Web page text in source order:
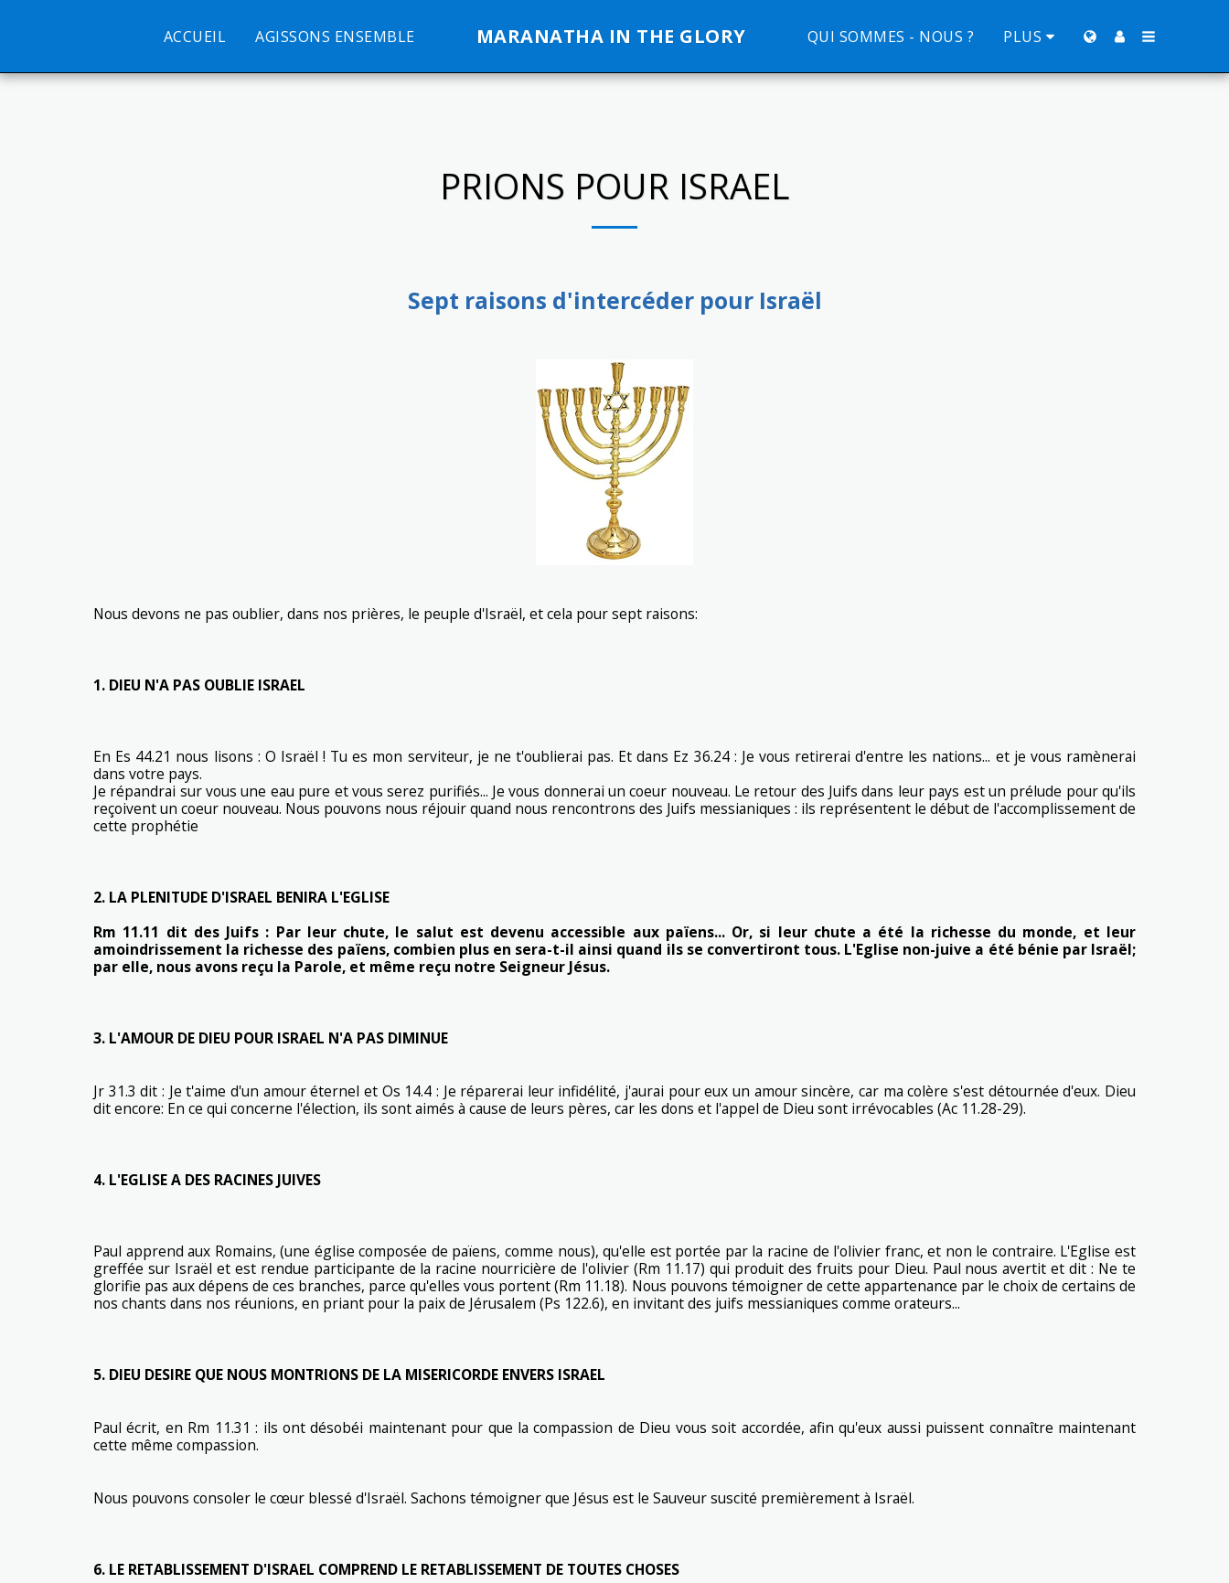
ACCUEIL AGISSONS ENSEMBLE MARANATHA IN THE GLORY QUI SOMMES - NOUS ? PLUS
PRIONS POUR ISRAEL
Sept raisons d'intercéder pour Israël
Nous devons ne pas oublier, dans nos prières, le peuple d'Israël, et cela pour sept raisons:
1. DIEU N'A PAS OUBLIE ISRAEL
En Es 44.21 nous lisons : O Israël ! Tu es mon serviteur, je ne t'oublierai pas. Et dans Ez 36.24 : Je vous retirerai d'entre les nations... et je vous ramènerai
dans votre pays.
Je répandrai sur vous une eau pure et vous serez purifiés... Je vous donnerai un coeur nouveau. Le retour des Juifs dans leur pays est un prélude pour qu'ils
reçoivent un coeur nouveau. Nous pouvons nous réjouir quand nous rencontrons des Juifs messianiques : ils représentent le début de l'accomplissement de
cette prophétie
2. LA PLENITUDE D'ISRAEL BENIRA L'EGLISE
Rm 11.11 dit des Juifs : Par leur chute, le salut est devenu accessible aux païens... Or, si leur chute a été la richesse du monde, et leur
amoindrissement la richesse des païens, combien plus en sera-t-il ainsi quand ils se convertiront tous. L'Eglise non-juive a été bénie par Israël;
par elle, nous avons reçu la Parole, et même reçu notre Seigneur Jésus.
3. L'AMOUR DE DIEU POUR ISRAEL N'A PAS DIMINUE
Jr 31.3 dit : Je t'aime d'un amour éternel et Os 14.4 : Je réparerai leur infidélité, j'aurai pour eux un amour sincère, car ma colère s'est détournée d'eux. Dieu
dit encore: En ce qui concerne l'élection, ils sont aimés à cause de leurs pères, car les dons et l'appel de Dieu sont irrévocables (Ac 11.28-29).
4. L'EGLISE A DES RACINES JUIVES
Paul apprend aux Romains, (une église composée de païens, comme nous), qu'elle est portée par la racine de l'olivier franc, et non le contraire. L'Eglise est
greffée sur Israël et est rendue participante de la racine nourricière de l'olivier (Rm 11.17) qui produit des fruits pour Dieu. Paul nous avertit et dit : Ne te
glorifie pas aux dépens de ces branches, parce qu'elles vous portent (Rm 11.18). Nous pouvons témoigner de cette appartenance par le choix de certains de
nos chants dans nos réunions, en priant pour la paix de Jérusalem (Ps 122.6), en invitant des juifs messianiques comme orateurs...
5. DIEU DESIRE QUE NOUS MONTRIONS DE LA MISERICORDE ENVERS ISRAEL
Paul écrit, en Rm 11.31 : ils ont désobéi maintenant pour que la compassion de Dieu vous soit accordée, afin qu'eux aussi puissent connaître maintenant
cette même compassion.
Nous pouvons consoler le cœur blessé d'Israël. Sachons témoigner que Jésus est le Sauveur suscité premièrement à Israël.
6. LE RETABLISSEMENT D'ISRAEL COMPREND LE RETABLISSEMENT DE TOUTES CHOSES